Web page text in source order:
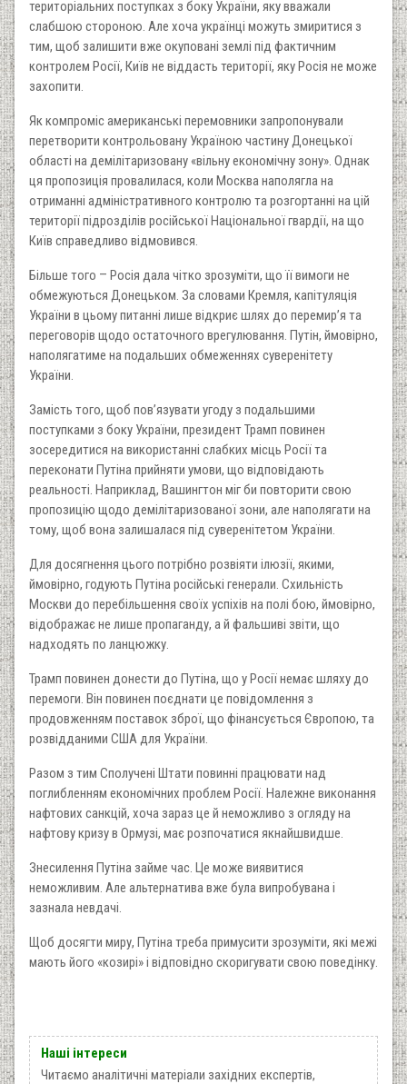
територіальних поступках з боку України, яку вважали
слабшою стороною. Але хоча українці можуть змиритися з
тим, щоб залишити вже окуповані землі під фактичним
контролем Росії, Київ не віддасть території, яку Росія не може
захопити.
Як компроміс американські перемовники запропонували
перетворити контрольовану Україною частину Донецької
області на демілітаризовану «вільну економічну зону». Однак
ця пропозиція провалилася, коли Москва наполягла на
отриманні адміністративного контролю та розгортанні на цій
території підрозділів російської Національної гвардії, на що
Київ справедливо відмовився.
Більше того – Росія дала чітко зрозуміти, що її вимоги не
обмежуються Донецьком. За словами Кремля, капітуляція
України в цьому питанні лише відкриє шлях до перемир’я та
переговорів щодо остаточного врегулювання. Путін, ймовірно,
наполягатиме на подальших обмеженнях суверенітету
України.
Замість того, щоб пов’язувати угоду з подальшими
поступками з боку України, президент Трамп повинен
зосередитися на використанні слабких місць Росії та
переконати Путіна прийняти умови, що відповідають
реальності. Наприклад, Вашингтон міг би повторити свою
пропозицію щодо демілітаризованої зони, але наполягати на
тому, щоб вона залишалася під суверенітетом України.
Для досягнення цього потрібно розвіяти ілюзії, якими,
ймовірно, годують Путіна російські генерали. Схильність
Москви до перебільшення своїх успіхів на полі бою, ймовірно,
відображає не лише пропаганду, а й фальшиві звіти, що
надходять по ланцюжку.
Трамп повинен донести до Путіна, що у Росії немає шляху до
перемоги. Він повинен поєднати це повідомлення з
продовженням поставок зброї, що фінансується Європою, та
розвідданими США для України.
Разом з тим Сполучені Штати повинні працювати над
поглибленням економічних проблем Росії. Належне виконання
нафтових санкцій, хоча зараз це й неможливо з огляду на
нафтову кризу в Ормузі, має розпочатися якнайшвидше.
Знесилення Путіна займе час. Це може виявитися
неможливим. Але альтернатива вже була випробувана і
зазнала невдачі.
Щоб досягти миру, Путіна треба примусити зрозуміти, які межі
мають його «козирі» і відповідно скоригувати свою поведінку.
Наші інтереси
Читаємо аналітичні матеріали західних експертів,